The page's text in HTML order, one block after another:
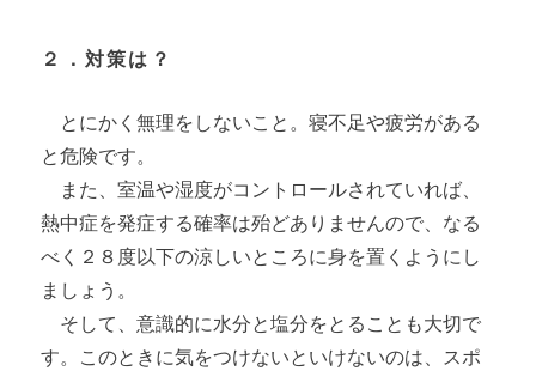
２．対策は？
とにかく無理をしないこと。寝不足や疲労がある
と危険です。
また、室温や湿度がコントロールされていれば、
熱中症を発症する確率は殆どありませんので、なる
べく２８度以下の涼しいところに身を置くようにし
ましょう。
そして、意識的に水分と塩分をとることも大切で
す。このときに気をつけないといけないのは、スポ